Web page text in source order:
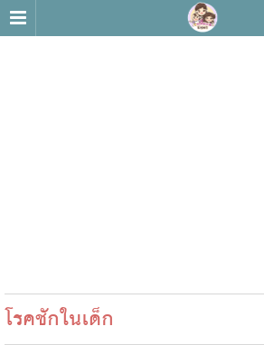
โรคชักในเด็ก